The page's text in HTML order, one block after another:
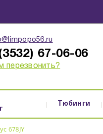
67-06-06
перезвонить?
Тюбинги
678JY